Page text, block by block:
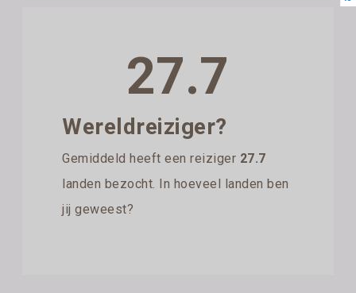
27.7
Wereldreiziger?
Gemiddeld heeft een reiziger 27.7
landen bezocht. In hoeveel landen ben
jij geweest?